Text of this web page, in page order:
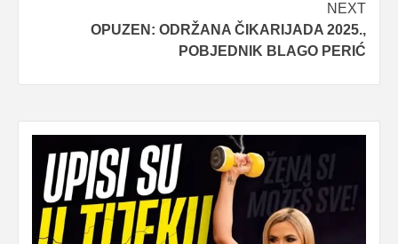
NEXT
OPUZEN: ODRŽANA ČIKARIJADA 2025.,
POBJEDNIK BLAGO PERIĆ